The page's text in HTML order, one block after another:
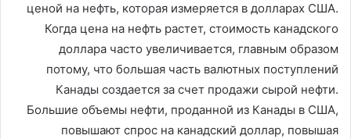
ценой на нефть, которая измеряется в долларах США.
Когда цена на нефть растет, стоимость канадского
доллара часто увеличивается, главным образом
потому, что большая часть валютных поступлений
Канады создается за счет продажи сырой нефти.
Большие объемы нефти, проданной из Канады в США,
повышают спрос на канадский доллар, повышая